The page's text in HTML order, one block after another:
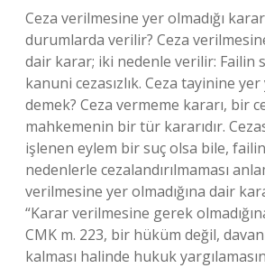
Ceza verilmesine yer olmadığı
durumlarda verilir? Ceza
dair karar; iki nedenle verilir: Failin
kanuni cezasızlık. Ceza tayinine
demek? Ceza vermeme kararı, bir
mahkemenin bir tür kararıdır.
işlenen eylem bir suç olsa bile,
nedenlerle cezalandırılmaması
verilmesine yer olmadığına dair
“Karar verilmesine gerek
CMK m. 223, bir hüküm değil,
kalması halinde hukuk